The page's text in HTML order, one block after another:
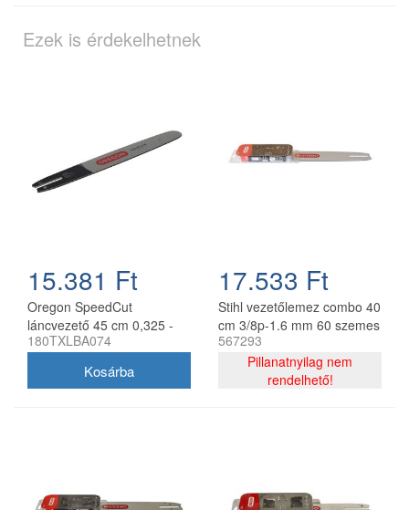
Ezek is érdekelhetnek
15.381 Ft
Oregon SpeedCut
láncvezető 45 cm 0,325 -
1,3 mm 68 szem Stihl
180TXLBA074
17.533 Ft
Stihl vezetőlemez combo 40
cm 3/8p-1.6 mm 60 szemes
lánccal, Oregon
75DPX060E, 2 db lánc
567293
Pillanatnyilag nem
rendelhető!